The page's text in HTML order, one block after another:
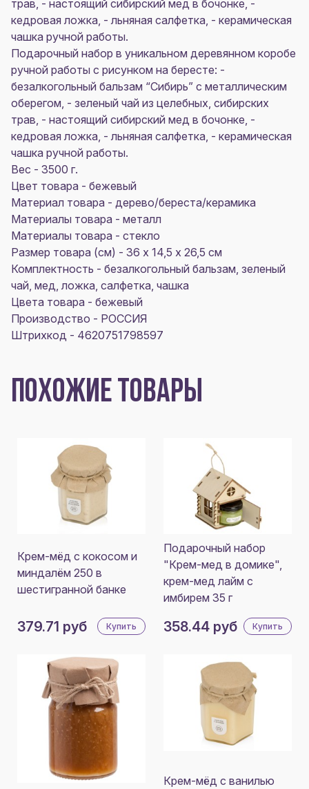
трав, - настоящий сибирский мед в бочонке, -
кедровая ложка, - льняная салфетка, - керамическая
чашка ручной работы.
Подарочный набор в уникальном деревянном коробе
ручной работы с рисунком на бересте: -
безалкогольный бальзам “Сибирь” с металлическим
оберегом, - зеленый чай из целебных, сибирских
трав, - настоящий сибирский мед в бочонке, -
кедровая ложка, - льняная салфетка, - керамическая
чашка ручной работы.
Вес - 3500 г.
Цвет товара - бежевый
Материал товара - дерево/береста/керамика
Материалы товара - металл
Материалы товара - стекло
Размер товара (см) - 36 х 14,5 х 26,5 см
Комплектность - безалкогольный бальзам, зеленый
чай, мед, ложка, салфетка, чашка
Цвета товара - бежевый
Производство - РОССИЯ
Штрихкод - 4620751798597
ПОХОЖИЕ ТОВАРЫ
Крем-мёд с кокосом и
миндалём 250 в
шестигранной банке
379.71 руб Купить
Подарочный набор
"Крем-мед в домике",
крем-мед лайм с
имбирем 35 г
358.44 руб Купить
Крем-мёд с ванилью